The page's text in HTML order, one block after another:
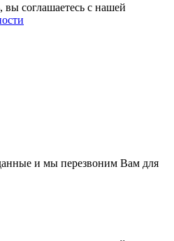
соглашаетесь с нашей
и мы перезвоним Вам для